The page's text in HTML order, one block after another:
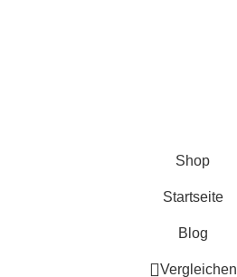
Shop
Startseite
Blog
Vergleichen